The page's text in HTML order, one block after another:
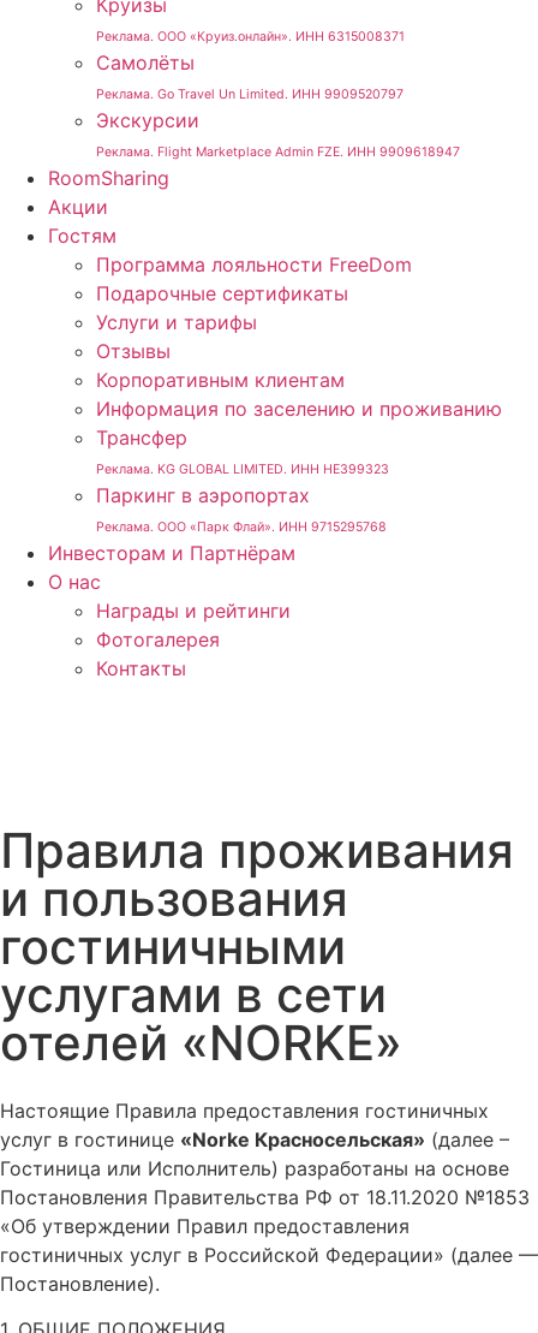
Круизы
Реклама. ООО «Круиз.онлайн». ИНН 6315008371
Самолёты
Реклама. Go Travel Un Limited. ИНН 9909520797
Экскурсии
Реклама. Flight Marketplace Admin FZE. ИНН 9909618947
RoomSharing
Акции
Гостям
Программа лояльности FreeDom
Подарочные сертификаты
Услуги и тарифы
Отзывы
Корпоративным клиентам
Информация по заселению и проживанию
Трансфер
Реклама. KG GLOBAL LIMITED. ИНН HE399323
Паркинг в аэропортах
Реклама. ООО «Парк Флай». ИНН 9715295768
Инвесторам и Партнёрам
О нас
Награды и рейтинги
Фотогалерея
Контакты
Правила проживания
и пользования
гостиничными
услугами в сети
отелей «NORKE»
Настоящие Правила предоставления гостиничных
услуг в гостинице «Norke Красносельская» (далее –
Гостиница или Исполнитель) разработаны на основе
Постановления Правительства РФ от 18.11.2020 №1853
«Об утверждении Правил предоставления
гостиничных услуг в Российской Федерации» (далее —
Постановление).